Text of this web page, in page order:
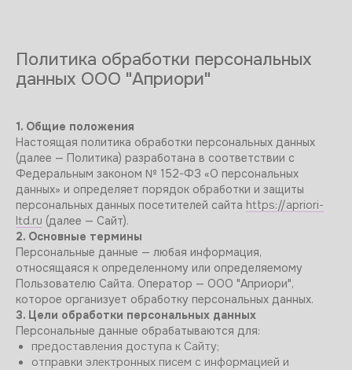
Политика обработки персональных
данных ООО "Априори"
1. Общие положения
Настоящая политика обработки персональных данных
(далее — Политика) разработана в соответствии с
Федеральным законом № 152-ФЗ «О персональных
данных» и определяет порядок обработки и защиты
персональных данных посетителей сайта https://apriori-
ltd.ru (далее — Сайт).
2. Основные термины
Персональные данные — любая информация,
относящаяся к определенному или определяемому
Пользователю Сайта. Оператор — ООО "Априори",
которое организует обработку персональных данных.
3. Цели обработки персональных данных
Персональные данные обрабатываются для:
предоставления доступа к Сайту;
отправки электронных писем с информацией и